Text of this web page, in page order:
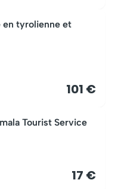
tyrolienne et
101 €
Tourist Service
17 €